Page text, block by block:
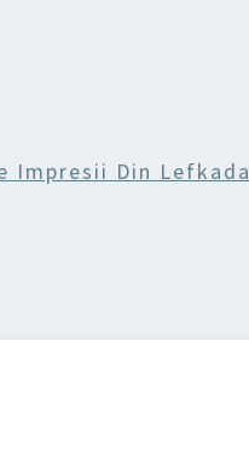
Impresii Din Lefkada